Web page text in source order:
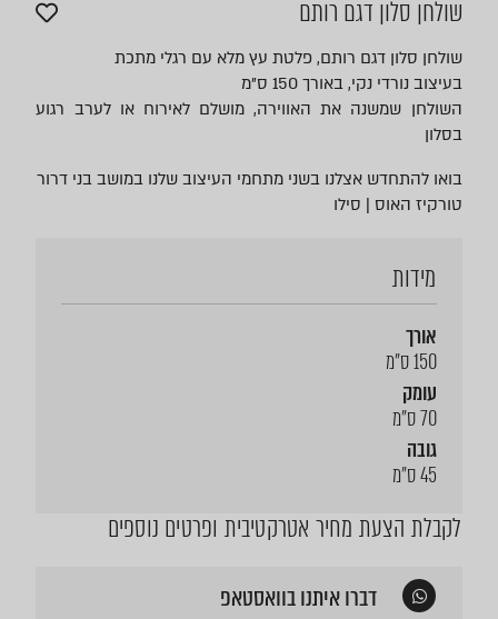
שולחן סלון דגם רותם
שולחן סלון דגם רותם, פלטת עץ מלא עם רגלי מתכת
בעיצוב נורדי נקי, באורך 150 ס"מ
השולחן שמשנה את האווירה, מושלם לאירוח או לערב רגוע
בסלון
בואו להתחדש אצלנו בשני מתחמי העיצוב שלנו במושב בני דרור
טורקיז האוס | סילו
מידות
אורך
150 ס"מ
עומק
70 ס"מ
גובה
45 ס"מ
לקבלת הצעת מחיר אטרקטיבית ופרטים נוספים
דברו איתנו בוואסטאפ